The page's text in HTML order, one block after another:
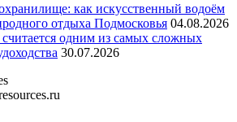
как искусственный водоём
отдыха Подмосковья 04.08.2026
одним из самых сложных
30.07.2026